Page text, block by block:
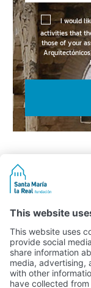
I would
activities that
those of your
Activity subsidised